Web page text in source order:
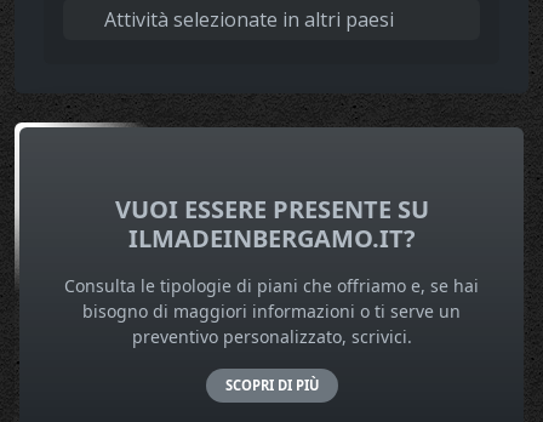
Attività selezionate in altri paesi
VUOI ESSERE PRESENTE SU
ILMADEINBERGAMO.IT?
Consulta le tipologie di piani che offriamo e, se hai
bisogno di maggiori informazioni o ti serve un
preventivo personalizzato, scrivici.
SCOPRI DI PIÙ